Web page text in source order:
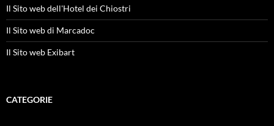
Il Sito web dell'Hotel dei Chiostri
Il Sito web di Marcadoc
Il Sito web Exibart
CATEGORIE